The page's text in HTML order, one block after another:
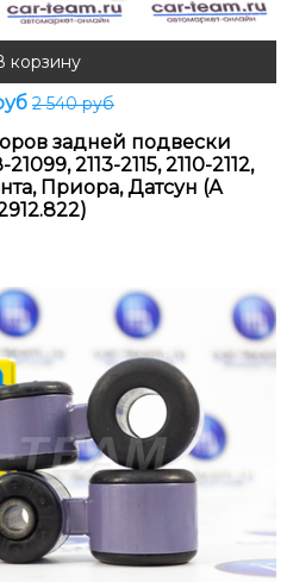
корзину
2 540 руб
задней подвески
2113-2115, 2110-2112,
Приора, Датсун (А